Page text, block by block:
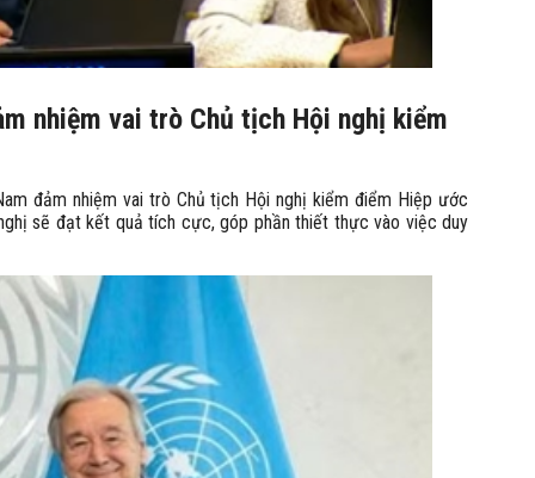
nhiệm vai trò Chủ tịch Hội nghị kiểm
đảm nhiệm vai trò Chủ tịch Hội nghị kiểm điểm Hiệp ước
sẽ đạt kết quả tích cực, góp phần thiết thực vào việc duy